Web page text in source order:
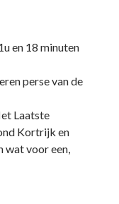
en 18 minuten
perse van de
Laatste
Kortrijk en
wat voor een,